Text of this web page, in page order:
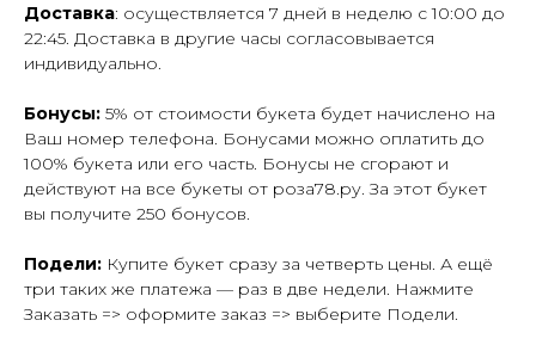
Доставка: осуществляется 7 дней в неделю с 10:00 до
22:45. Доставка в другие часы согласовывается
индивидуально.
Бонусы: 5% от стоимости букета будет начислено на
Ваш номер телефона. Бонусами можно оплатить до
100% букета или его часть. Бонусы не сгорают и
действуют на все букеты от роза78.ру. За этот букет
вы получите 250 бонусов.
Подели: Купите букет сразу за четверть цены. А ещё
три таких же платежа — раз в две недели. Нажмите
Заказать => оформите заказ => выберите Подели.